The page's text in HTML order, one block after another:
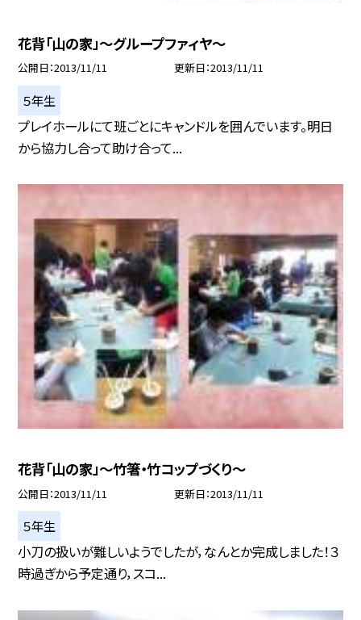
花背「山の家」〜グループファィヤ〜
公開日 2013/11/11 更新日 2013/11/11
５年生
プレイホールにて班ごとにキャンドルを囲んでいます。明日
から協力し合って助け合って...
花背「山の家」〜竹箸・竹コップづくり〜
公開日 2013/11/11 更新日 2013/11/11
５年生
小刀の扱いが難しいようでしたが，なんとか完成しました！３
時過ぎから予定通り，スコ...